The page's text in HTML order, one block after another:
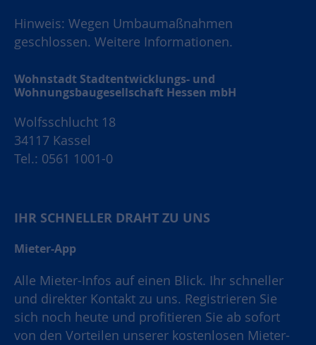
Hinweis: Wegen Umbaumaßnahmen
geschlossen. Weitere Informationen.
Wohnstadt Stadtentwicklungs- und
Wohnungsbaugesellschaft Hessen mbH
Wolfsschlucht 18
34117 Kassel
Tel.: 0561 1001-0
IHR SCHNELLER DRAHT ZU UNS
Mieter-App
Alle Mieter-Infos auf einen Blick. Ihr schneller
und direkter Kontakt zu uns. Registrieren Sie
sich noch heute und profitieren Sie ab sofort
von den Vorteilen unserer kostenlosen Mieter-